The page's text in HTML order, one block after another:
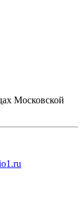
Московской